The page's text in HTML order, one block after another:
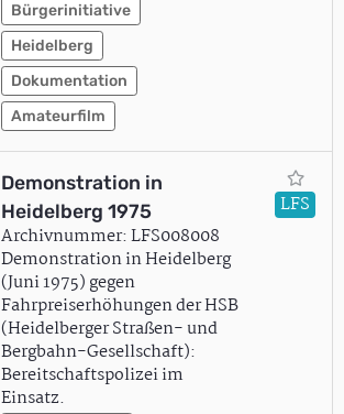
Bürgerinitiative
Heidelberg
Dokumentation
Amateurfilm
Demonstration in
Heidelberg 1975
Archivnummer: LFS008008
Demonstration in Heidelberg
(Juni 1975) gegen
Fahrpreiserhöhungen der HSB
(Heidelberger Straßen- und
Bergbahn-Gesellschaft):
Bereitschaftspolizei im
Einsatz.
LFS